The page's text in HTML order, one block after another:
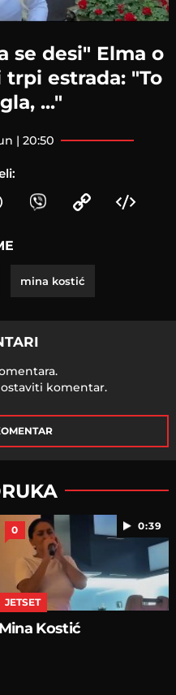
se desi" Elma o
estrada: "To
..."
| 20:50
mina kostić
komentar.
0:39
0
JETSET
Mina Kostić